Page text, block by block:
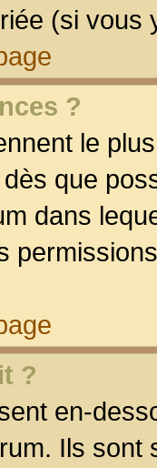
(si vous
?
le
que
dans
?
en-
Ils